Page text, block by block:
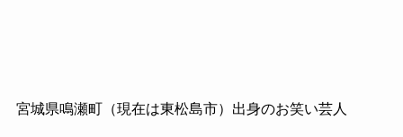
宮城県鳴瀬町（現在は東松島市）出身のお笑い芸人